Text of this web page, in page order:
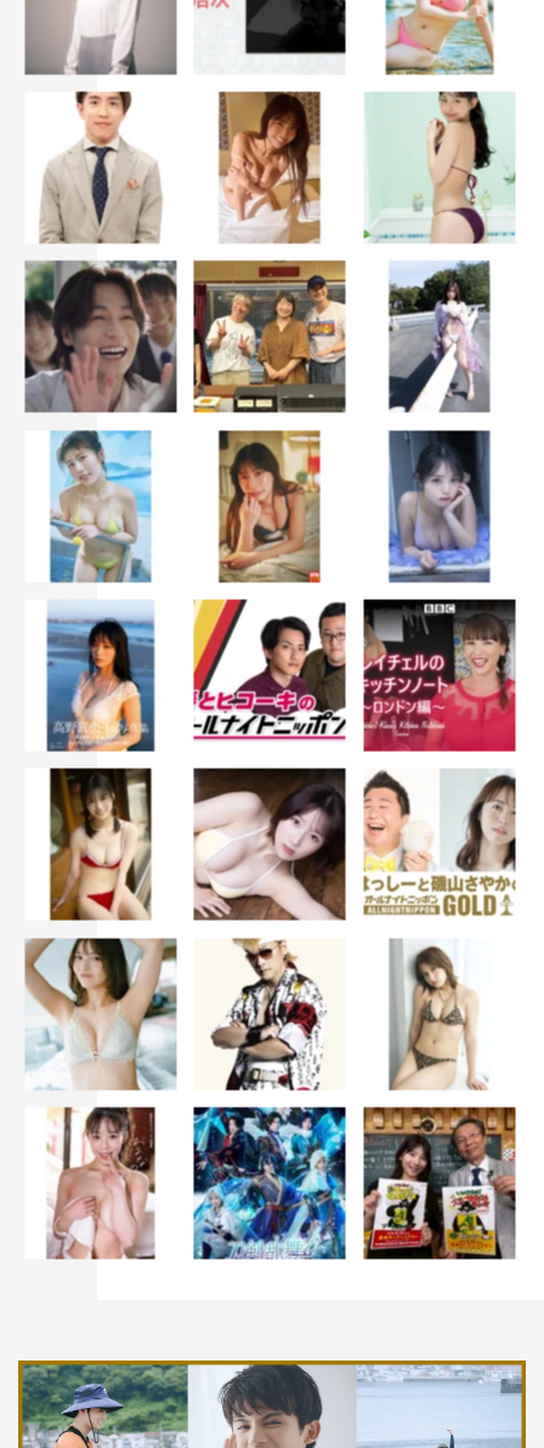
ヴァイスアッシュはずっと好きで、大塚明夫さんが渋い声
を当てられていますし、原作を読んだときから、何このカ
ッコいいウサギ！ 男前すぎる！ って思っていたんです
けど、実際にアフレコが始まってみると、玲ちゃんが想い
を寄せている相手ということもあって、サンラクがカッコ
良く見えちゃうんですよね。原作を読んでいるときは、す
ごい鳥頭だなぁと思っていたんですけど、それすらも気に
ならなくなってきて、カッコいい少年だと思えてきたんで
す。しかも内田雄馬さんの声と動きが付くと、さらにカッ
コ良く見えてしまって！ だから今は「サンラク、カッコ
いい」って思ってます。
◆キャラクターとキャストを照らし合わせてみると、想像
が膨らむというか、これは良いキャスト陣だなと思ってし
まいました。
そうなんですよ！ PVでいろんなキャラクターの声を録
らせていただいたんですけど、自分の中で、声のイメージ
はすごくできているのに、そこに到達できないなってずっ
と思っていたんです。でもキャスト陣が決まって香盤表を
見たときに、これだ！ と思ってしまって。原作からその
まま飛び出してきたかのような声で、視聴者としてもワク
ワクしました。
和氣あず未
◆アフレコはいかがですか？
学生の玲ちゃんはすごく楽しいんですけど、甲冑姿のサイ
を使っているわけではないから、サイガ-0のときにこんな
に声を変えちゃって良いのかな？ とも思ったんですけ
ど、玲ちゃんは武術を習得しているから、変えちゃっても